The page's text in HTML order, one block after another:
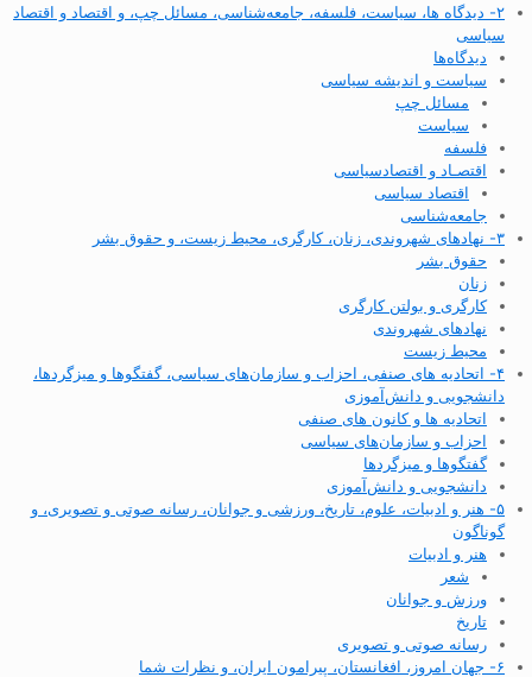
۲- دیدگاه ها، سیاست، فلسفه، جامعه‌شناسی، مسائل چپ، و اقتصاد و اقتصاد
سیاسی
دیدگاه‌ها
سیاست و اندیشه سیاسی
مسائل چپ
سیاست
فلسفه
اقتصـاد و اقتصاد‌سیاسی
اقتصاد سیاسی
جامعه‌شناسی
۳- نهادهای شهروندی، زنان، کارگری، محیط زیست، و حقوق بشر
حقوق بشر
زنان
کارگری و بولتن کارگری
نهادهای شهروندی
محیط زیست
۴- اتحادیه های صنفی، احزاب و سازمان‌های سیاسی، گفتگوها و میزگردها،
دانشجویی و دانش‌آموزی
اتحادیه ها و کانون های صنفی
احزاب و سازمان‌های سیاسی
گفتگوها و میزگردها
دانشجویی و دانش‌آموزی
۵- هنر و ادبیات، علوم، تاریخ، ورزشی و جوانان، رسانه صوتی و تصویری، و
گوناگون
هنر و ادبیات
شعر
ورزش و جوانان
تاریخ
رسانه صوتی و تصویری
۶- جهان امروز، افغانستان، پیرامون ایران، و نظرات شما